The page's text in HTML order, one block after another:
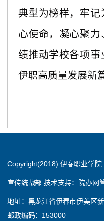
典型为榜样， 牢记
心使命，凝心聚力
绩推动学校各项事
伊职高质量发展新
Copyright(2018) 伊春职业学院
宣传统战部 技术支持：院办网
地址：黑龙江省伊春市伊美区
邮政编码：153000